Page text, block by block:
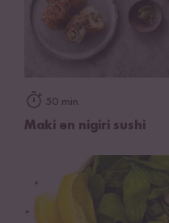
50 min
Maki en nigiri sushi